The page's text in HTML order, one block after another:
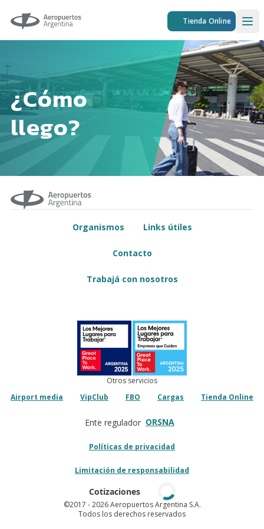
Aeropuertos Argentina Tienda Online
¿Cómo
llego?
Organismos Links útiles
Contacto
Trabajá con nosotros
Otros servicios
Airport media
VipClub FBO Cargas Tienda Online
Ente regulador ORSNA
Políticas de privacidad
Limitación de responsabilidad
Cotizaciones
©2017 - 2026 Aeropuertos Argentina S.A.
Todos los derechos reservados